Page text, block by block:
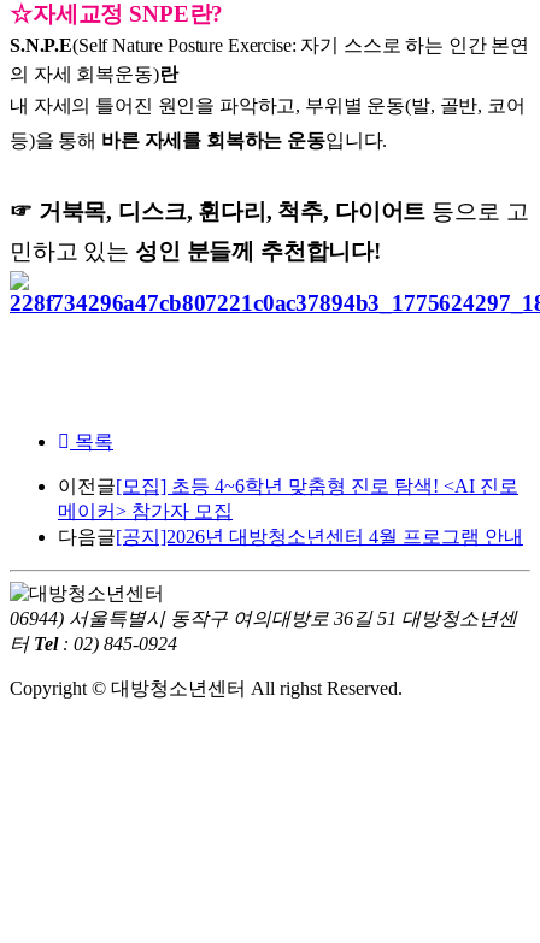
☆자세교정 SNPE란?
S.N.P.E(Self Nature Posture Exercise: 자기 스스로 하는 인간 본연
의 자세 회복운동)란
내 자세의 틀어진 원인을 파악하고, 부위별 운동(발, 골반, 코어
등)을 통해 바른 자세를 회복하는 운동입니다.
☞ 거북목, 디스크, 휜다리, 척추, 다이어트 등으로 고
민하고 있는 성인 분들께 추천합니다!
목록
이전글[모집] 초등 4~6학년 맞춤형 진로 탐색! <AI 진로
메이커> 참가자 모집
다음글[공지]2026년 대방청소년센터 4월 프로그램 안내
06944) 서울특별시 동작구 여의대방로 36길 51 대방청소년센
터 Tel : 02) 845-0924
Copyright © 대방청소년센터 All righst Reserved.